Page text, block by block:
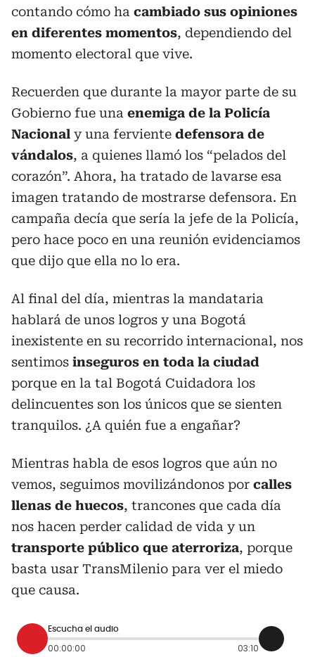
contando cómo ha cambiado sus opiniones
en diferentes momentos, dependiendo del
momento electoral que vive.
Recuerden que durante la mayor parte de su
Gobierno fue una enemiga de la Policía
Nacional y una ferviente defensora de
vándalos, a quienes llamó los “pelados del
corazón”. Ahora, ha tratado de lavarse esa
imagen tratando de mostrarse defensora. En
campaña decía que sería la jefe de la Policía,
pero hace poco en una reunión evidenciamos
que dijo que ella no lo era.
Al final del día, mientras la mandataria
hablará de unos logros y una Bogotá
inexistente en su recorrido internacional, nos
sentimos inseguros en toda la ciudad
porque en la tal Bogotá Cuidadora los
delincuentes son los únicos que se sienten
tranquilos. ¿A quién fue a engañar?
Mientras habla de esos logros que aún no
vemos, seguimos movilizándonos por calles
llenas de huecos, trancones que cada día
nos hacen perder calidad de vida y un
transporte público que aterroriza, porque
basta usar TransMilenio para ver el miedo
que causa.
Escucha el audio
00:00:00 03:10